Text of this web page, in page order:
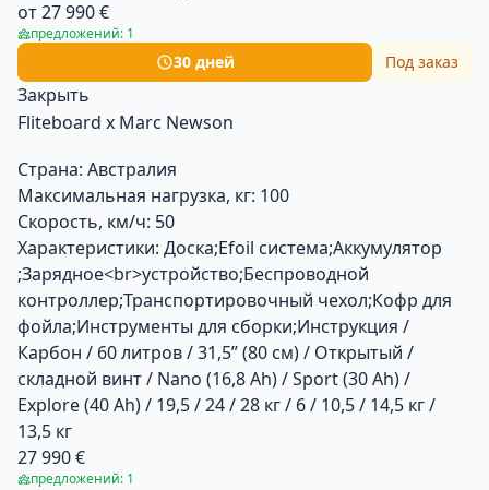
от 27 990 €
предложений: 1
30 дней Под заказ
Закрыть
Fliteboard х Marc Newson
Страна: Австралия
Максимальная нагрузка, кг: 100
Скорость, км/ч: 50
Характеристики: Доска;Efoil система;Аккумулятор
;Зарядное<br>устройство;Беспроводной
контроллер;Транспортировочный чехол;Кофр для
фойла;Инструменты для сборки;Инструкция /
Карбон / 60 литров / 31,5” (80 см) / Открытый /
складной винт / Nano (16,8 Ah) / Sport (30 Ah) /
Explore (40 Ah) / 19,5 / 24 / 28 кг / 6 / 10,5 / 14,5 кг /
13,5 кг
27 990 €
предложений: 1